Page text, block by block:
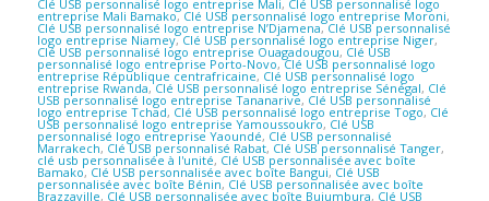
Clé USB personnalisé logo entreprise Mali, Clé USB personnalisé logo
entreprise Mali Bamako, Clé USB personnalisé logo entreprise Moroni,
Clé USB personnalisé logo entreprise N’Djamena,Clé USB personnalisé
logo entreprise Niamey,Clé USB personnalisé logo entreprise Niger,
Clé USB personnalisé logo entreprise Ouagadougou, Clé USB
personnalisé logo entreprise Porto-Novo,Clé USB personnalisé logo
entreprise République centrafricaine, Clé USB personnalisé logo
entreprise Rwanda,Clé USB personnalisé logo entreprise Sénégal, Clé
USB personnalisé logo entreprise Tananarive, Clé USB personnalisé
logo entreprise Tchad, Clé USB personnalisé logo entreprise Togo, Clé
USB personnalisé logo entreprise Yamoussoukro, Clé USB
personnalisé logo entreprise Yaoundé, Clé USB personnalisé
Marrakech, Clé USB personnalisé Rabat, Clé USB personnalisé Tanger,
clé usb personnalisée à l'unité, Clé USB personnalisée avec boîte
Bamako, Clé USB personnalisée avec boîte Bangui, Clé USB
personnalisée avec boîte Bénin, Clé USB personnalisée avec boîte
Brazzaville, Clé USB personnalisée avec boîte Bujumbura, Clé USB